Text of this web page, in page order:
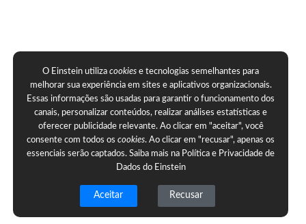
O Einstein utilizacookies e tecnologias semelhantes para
melhorar sua experiência em sites e aplicativos organizacionais.
Essas informações são usadas para garantir o funcionamento dos
canais, personalizar conteúdos, realizar análises estatísticas e
oferecer publicidade relevante. Ao clicar em "aceitar", você
consente com todos oscookies. Ao clicar em "recusar", apenas os
essenciais serão captados. Saiba mais na Política e Privacidade de
Dados do Einstein
Aceitar Recusar